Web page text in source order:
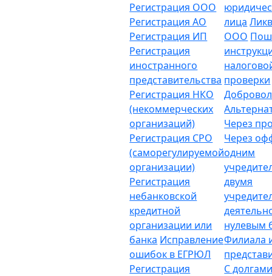
Регистрация ООО
Регистрация АО
Регистрация ИП
Регистрация
иностранного
представительства
Регистрация НКО
(некоммерческих
организаций)
Регистрация СРО
(саморегулируемой
организации)
Регистрация
небанковской
кредитной
организации или
банка Исправление
ошибок в ЕГРЮЛ
Регистрация
лица
ООО
проверки
Через
Через
одним
двумя
нулевым
Филиала
С